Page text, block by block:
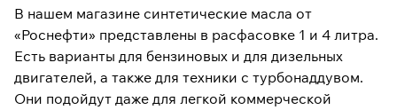
В нашем магазине синтетические масла от
«Роснефти» представлены в расфасовке 1 и 4 литра.
Есть варианты для бензиновых и для дизельных
двигателей, а также для техники с турбонаддувом.
Они подойдут даже для легкой коммерческой